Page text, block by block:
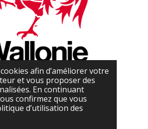
afin d’améliorer votre
et vous proposer des
En continuant
confirmez que vous
d’utilisation des